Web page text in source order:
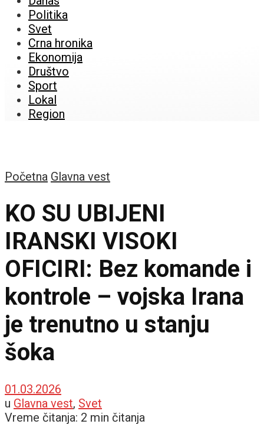
Politika
Svet
Crna hronika
Ekonomija
Društvo
Sport
Lokal
Region
Početna Glavna vest
KO SU UBIJENI
IRANSKI VISOKI
OFICIRI: Bez komande i
kontrole – vojska Irana
je trenutno u stanju
šoka
01.03.2026
u Glavna vest, Svet
Vreme čitanja: 2 min čitanja